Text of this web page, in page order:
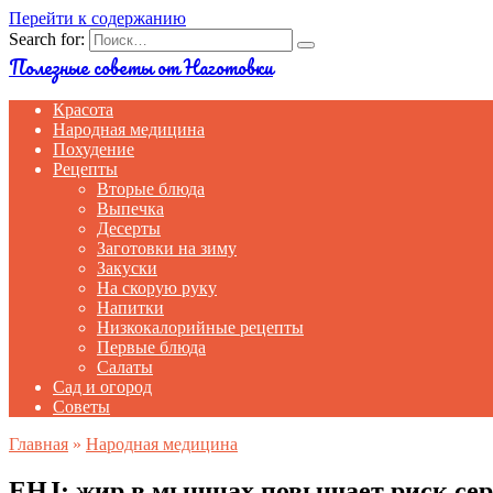
Перейти к содержанию
Search for:
Полезные советы от Наготовки
Красота
Народная медицина
Похудение
Рецепты
Вторые блюда
Выпечка
Десерты
Заготовки на зиму
Закуски
На скорую руку
Напитки
Низкокалорийные рецепты
Первые блюда
Салаты
Сад и огород
Советы
Главная » Народная медицина